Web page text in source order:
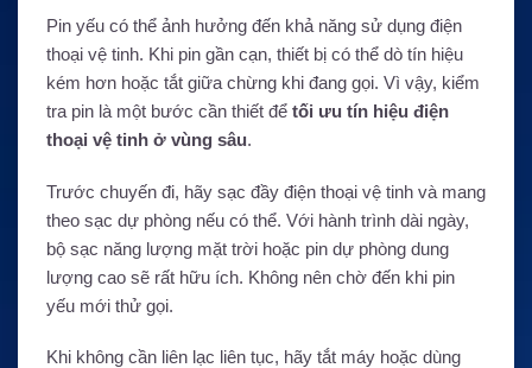
Pin yếu có thể ảnh hưởng đến khả năng sử dụng điện
thoại vệ tinh. Khi pin gần cạn, thiết bị có thể dò tín hiệu
kém hơn hoặc tắt giữa chừng khi đang gọi. Vì vậy, kiểm
tra pin là một bước cần thiết để tối ưu tín hiệu điện
thoại vệ tinh ở vùng sâu.
Trước chuyến đi, hãy sạc đầy điện thoại vệ tinh và mang
theo sạc dự phòng nếu có thể. Với hành trình dài ngày,
bộ sạc năng lượng mặt trời hoặc pin dự phòng dung
lượng cao sẽ rất hữu ích. Không nên chờ đến khi pin
yếu mới thử gọi.
Khi không cần liên lạc liên tục, hãy tắt máy hoặc dùng